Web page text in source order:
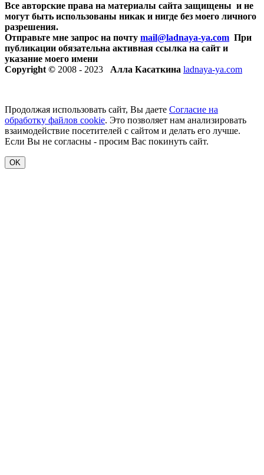
Все авторские права на материалы сайта защищены и не
могут быть использованы никак и нигде без моего личного
разрешения.
Отправьте мне запрос на почту mail@ladnaya-ya.com При
публикации обязательна активная ссылка на сайт и
указание моего имени
Copyright © 2008 - 2023 Алла Касаткина ladnaya-ya.com
Продолжая использовать сайт, Вы даете Согласие на
обработку файлов cookie. Это позволяет нам анализировать
взаимодействие посетителей с сайтом и делать его лучше.
Если Вы не согласны - просим Вас покинуть сайт.
OK